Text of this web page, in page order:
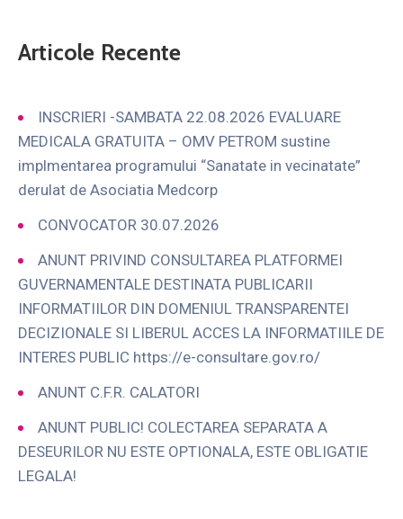
Articole Recente
INSCRIERI -SAMBATA 22.08.2026 EVALUARE
MEDICALA GRATUITA – OMV PETROM sustine
implmentarea programului “Sanatate in vecinatate”
derulat de Asociatia Medcorp
CONVOCATOR 30.07.2026
ANUNT PRIVIND CONSULTAREA PLATFORMEI
GUVERNAMENTALE DESTINATA PUBLICARII
INFORMATIILOR DIN DOMENIUL TRANSPARENTEI
DECIZIONALE SI LIBERUL ACCES LA INFORMATIILE DE
INTERES PUBLIC https://e-consultare.gov.ro/
ANUNT C.F.R. CALATORI
ANUNT PUBLIC! COLECTAREA SEPARATA A
DESEURILOR NU ESTE OPTIONALA, ESTE OBLIGATIE
LEGALA!